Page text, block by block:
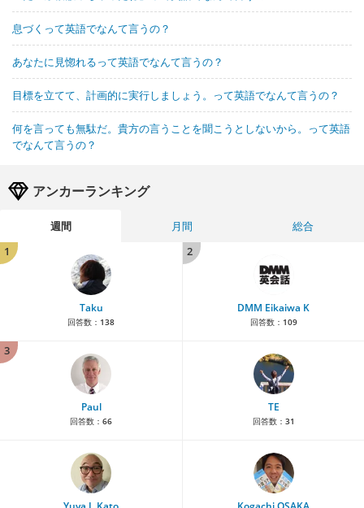
息づくって英語でなんて言うの？
あなたに見惚れるって英語でなんて言うの？
目標を立てて、計画的に実行しましょう。って英語でなんて言うの？
何を言っても無駄だ。貴方の言うことを聞こうとしないから。って英語
でなんて言うの？
アンカーランキング
週間 月間
総合
1
Taku
回答数： 138
2
DMM Eikaiwa K
回答数： 109
3
Paul
回答数： 66
TE
回答数： 31